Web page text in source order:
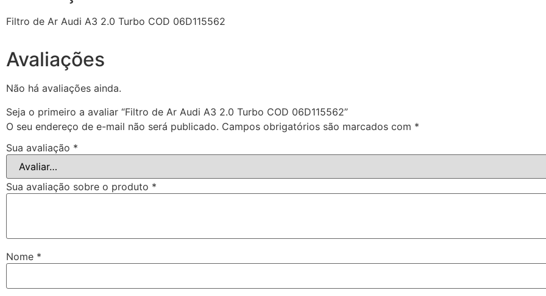
Filtro de Ar Audi A3 2.0 Turbo COD 06D115562
Avaliações
Não há avaliações ainda.
Seja o primeiro a avaliar “Filtro de Ar Audi A3 2.0 Turbo COD 06D115562”
O seu endereço de e-mail não será publicado. Campos obrigatórios são marcados com *
Sua avaliação *
Sua avaliação sobre o produto *
Nome *